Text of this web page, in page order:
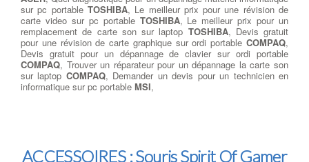
sur pc portable TOSHIBA, Le meilleur prix pour une révision de
carte video sur pc portable TOSHIBA, Le meilleur prix pour un
remplacement de carte son sur laptop TOSHIBA, Devis gratuit
pour une révision de carte graphique sur ordi portable COMPAQ,
Devis gratuit pour un dépannage de clavier sur ordi portable
COMPAQ, Trouver un réparateur pour un dépannage la carte son
sur laptop COMPAQ, Demander un devis pour un technicien en
informatique sur pc portable MSI,
ACCESSOIRES : Souris Spirit Of Gamer